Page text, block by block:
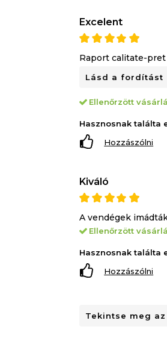
Excelent
Raport calitate-
Lásd a fordítást
Ellenőrzött
Hasznosnak találta
Hozzászólni
Kiváló
A vendégek
Ellenőrzött
Hasznosnak találta
Hozzászólni
Tekintse meg